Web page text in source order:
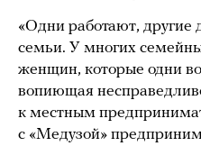
«Одни работают, другие
семьи. У многих
женщин, которые одни
вопиющая
к местным
с «Медузой»